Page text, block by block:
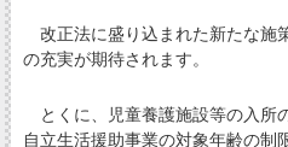
改正法に盛り込まれた新たな施
の充実が期待されます。
とくに、児童養護施設等の入所
自立生活援助事業の対象年齢の制